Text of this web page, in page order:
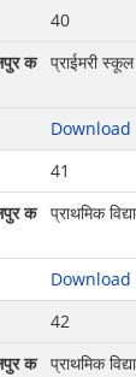
40
प्राईमरी
Download
41
प्राथमिक
Download
42
प्राथमिक